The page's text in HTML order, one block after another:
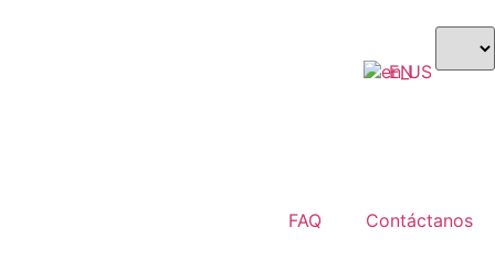
EN
FAQ Contáctanos